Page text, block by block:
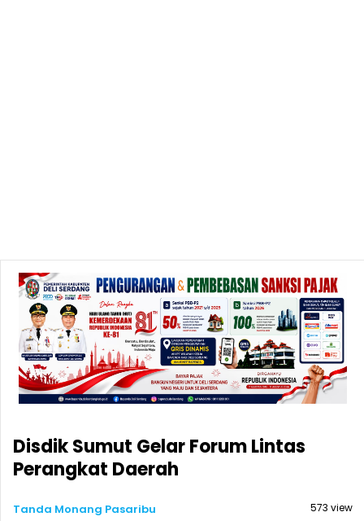
Disdik Sumut Gelar Forum Lintas
Perangkat Daerah
Tanda Monang Pasaribu
573 view